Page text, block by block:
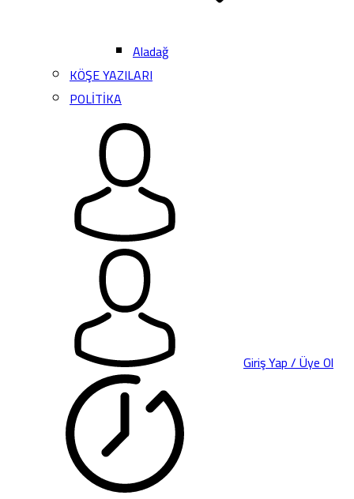
Aladağ
KÖŞE YAZILARI
POLİTİKA
Giriş Yap / Üye Ol